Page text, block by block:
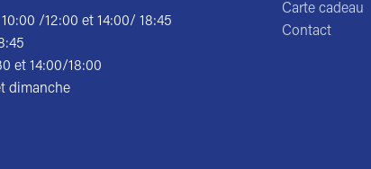
/12:00 et 14:00/ 18:45
et 14:00/18:00
dimanche
Carte cadeau
Contact